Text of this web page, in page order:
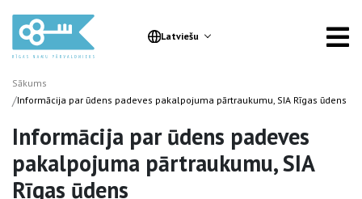
Latviešu
Sākums
/Informācija par ūdens padeves pakalpojuma pārtraukumu, SIA Rīgas ūdens
Informācija par ūdens padeves
pakalpojuma pārtraukumu, SIA
Rīgas ūdens